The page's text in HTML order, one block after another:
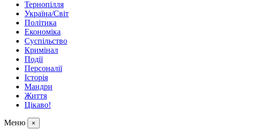
Тернопілля
Україна/Світ
Політика
Економіка
Суспільство
Кримінал
Події
Персоналії
Історія
Мандри
Життя
Цікаво!
Меню ×